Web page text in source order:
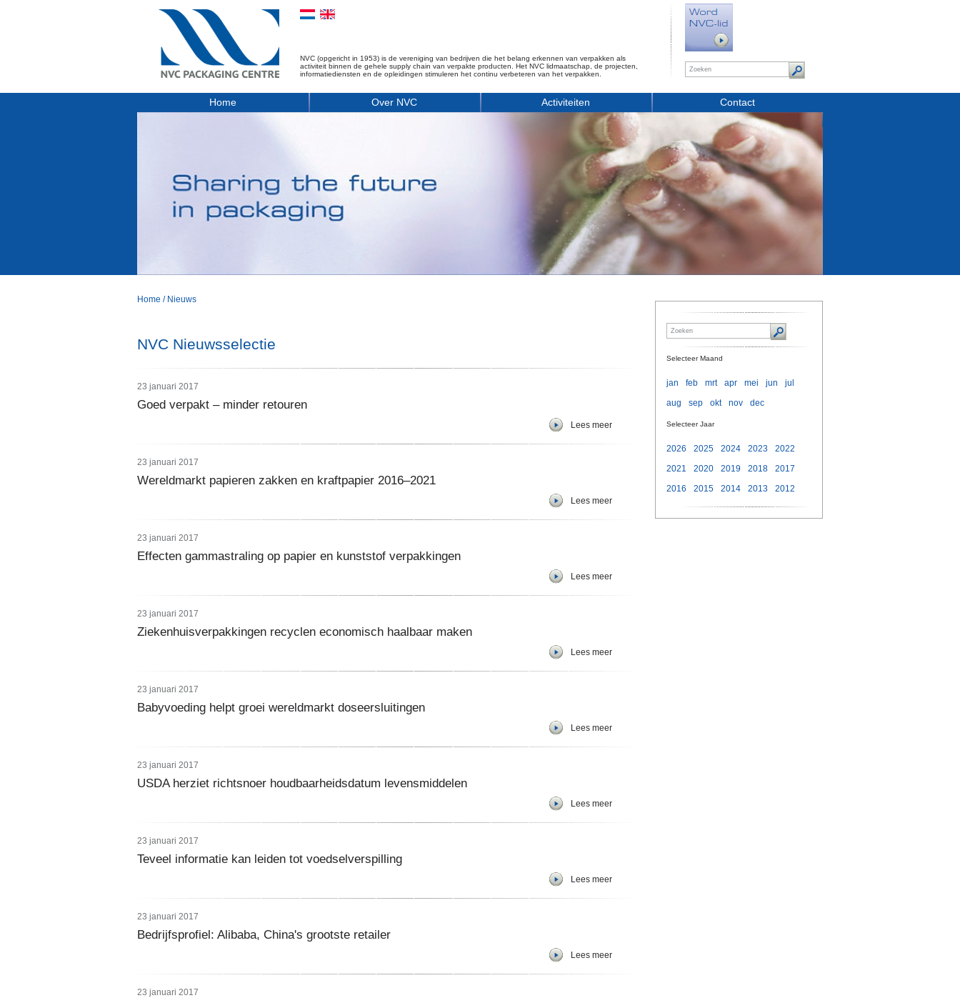
NVC (opgericht in 1953) is de vereniging van bedrijven die het belang erkennen van verpakken als
activiteit binnen de gehele supply chain van verpakte producten. Het NVC lidmaatschap, de projecten,
informatiediensten en de opleidingen stimuleren het continu verbeteren van het verpakken.
Home Over NVC Activiteiten Contact
Home / Nieuws
NVC Nieuwsselectie
23 januari 2017
Goed verpakt – minder retouren
Lees meer
23 januari 2017
Wereldmarkt papieren zakken en kraftpapier 2016–2021
Lees meer
23 januari 2017
Effecten gammastraling op papier en kunststof verpakkingen
Lees meer
23 januari 2017
Ziekenhuisverpakkingen recyclen economisch haalbaar maken
Lees meer
23 januari 2017
Babyvoeding helpt groei wereldmarkt doseersluitingen
Lees meer
23 januari 2017
USDA herziet richtsnoer houdbaarheidsdatum levensmiddelen
Lees meer
23 januari 2017
Teveel informatie kan leiden tot voedselverspilling
Lees meer
23 januari 2017
Bedrijfsprofiel: Alibaba, China's grootste retailer
Lees meer
23 januari 2017
Selecteer Maand
jan feb mrt apr mei jun
jul
aug
sep okt nov dec
Selecteer Jaar
2026 2025 2024 2023
2022
2021
2020 2019 2018
2017
2016
2015 2014 2013 2012